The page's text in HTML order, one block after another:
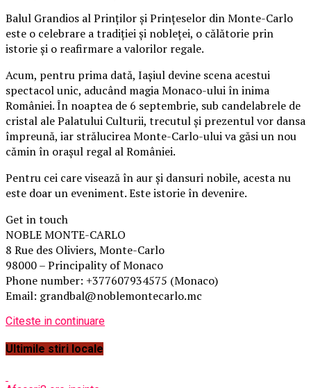
Balul Grandios al Prinților și Prințeselor din Monte-Carlo
este o celebrare a tradiției și nobleței, o călătorie prin
istorie și o reafirmare a valorilor regale.
Acum, pentru prima dată, Iașiul devine scena acestui
spectacol unic, aducând magia Monaco-ului în inima
României. În noaptea de 6 septembrie, sub candelabrele de
cristal ale Palatului Culturii, trecutul și prezentul vor dansa
împreună, iar strălucirea Monte-Carlo-ului va găsi un nou
cămin în orașul regal al României.
Pentru cei care visează în aur și dansuri nobile, acesta nu
este doar un eveniment. Este istorie în devenire.
Get in touch
NOBLE MONTE-CARLO
8 Rue des Oliviers, Monte-Carlo
98000 – Principality of Monaco
Phone number: +377607934575 (Monaco)
Email: grandbal@noblemontecarlo.mc
Citeste in continuare
Ultimile stiri locale